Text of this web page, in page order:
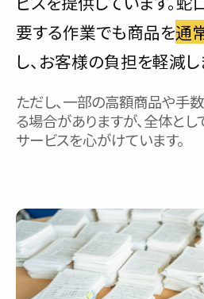
要する作業でも商品を通
し、お客様の負担を軽減し
ただし、一部の高額商品や手
る場合がありますが、全体と
サービスを心がけています。